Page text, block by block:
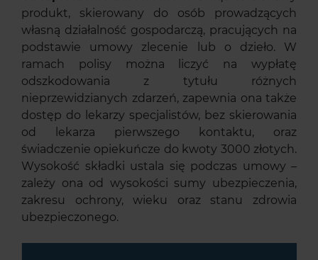
produkt, skierowany do osób prowadzących
własną działalność gospodarczą, pracujących na
podstawie umowy zlecenie lub o dzieło. W
ramach polisy można liczyć na wypłatę
odszkodowania z tytułu różnych
nieprzewidzianych zdarzeń, zapewnia ona także
dostęp do lekarzy specjalistów, bez skierowania
od lekarza pierwszego kontaktu, oraz
świadczenie opiekuńcze do kwoty 3000 złotych.
Wysokość składki ustala się podczas umowy –
zależy ona od wysokości sumy ubezpieczenia,
zakresu ochrony, wieku oraz stanu zdrowia
ubezpieczonego.